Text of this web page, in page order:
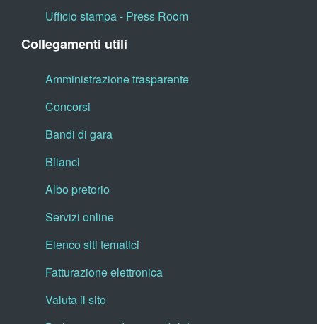
Ufficio stampa - Press Room
Collegamenti utili
Amministrazione trasparente
Concorsi
Bandi di gara
Bilanci
Albo pretorio
Servizi online
Elenco siti tematici
Fatturazione elettronica
Valuta il sito